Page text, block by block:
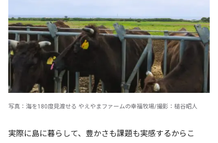
写真：海を180度見渡せる やえやまファームの幸福牧場/撮影：槌谷昭人
実際に島に暮らして、豊かさも課題も実感するからこ